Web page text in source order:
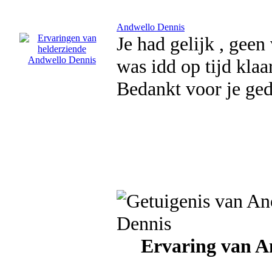
Andwello Dennis
Je had gelijk ,
was idd op tijd
Bedankt voor je
Ervaring van